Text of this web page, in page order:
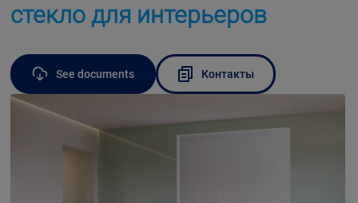
стекло для интерьеров
See documents Контакты